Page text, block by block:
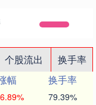
个股流出
换手率
幅
换手率
79.39%